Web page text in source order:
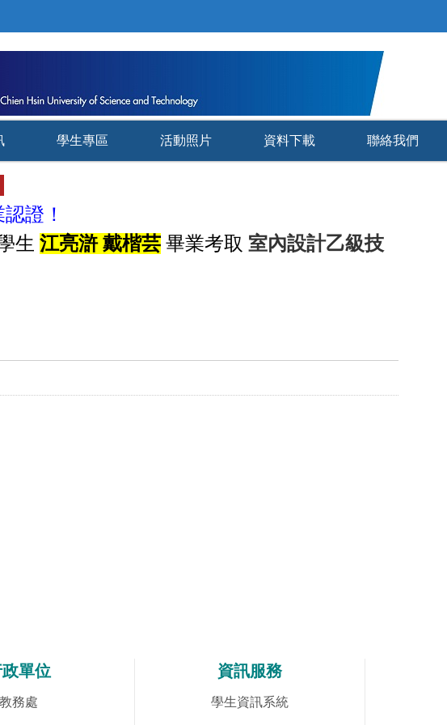
學生專區 活動照片 資料下載 聯絡我們
認證 ！
生 江亮滸 戴楷芸 畢業考取 室內設計乙級技
單位
教務處
資訊服務
學生資訊系統